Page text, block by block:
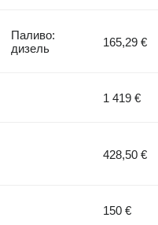
Паливо:
дизель
165,29 €
1 419 €
428,50 €
150 €